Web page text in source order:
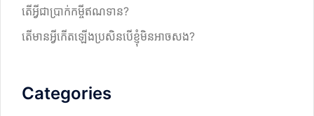
តើអ្វីជាប្រាក់កម្ចីឥណទាន?
តើមានអ្វីកើតឡើងប្រសិនបើខ្ញុំមិនអាចសង?
Categories